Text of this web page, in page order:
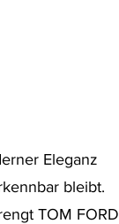
Eleganz
bleibt.
TOM FORD